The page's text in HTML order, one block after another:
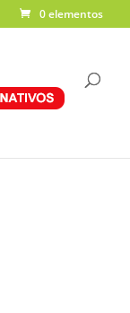
0 elementos